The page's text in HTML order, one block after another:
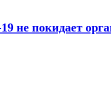
не покидает